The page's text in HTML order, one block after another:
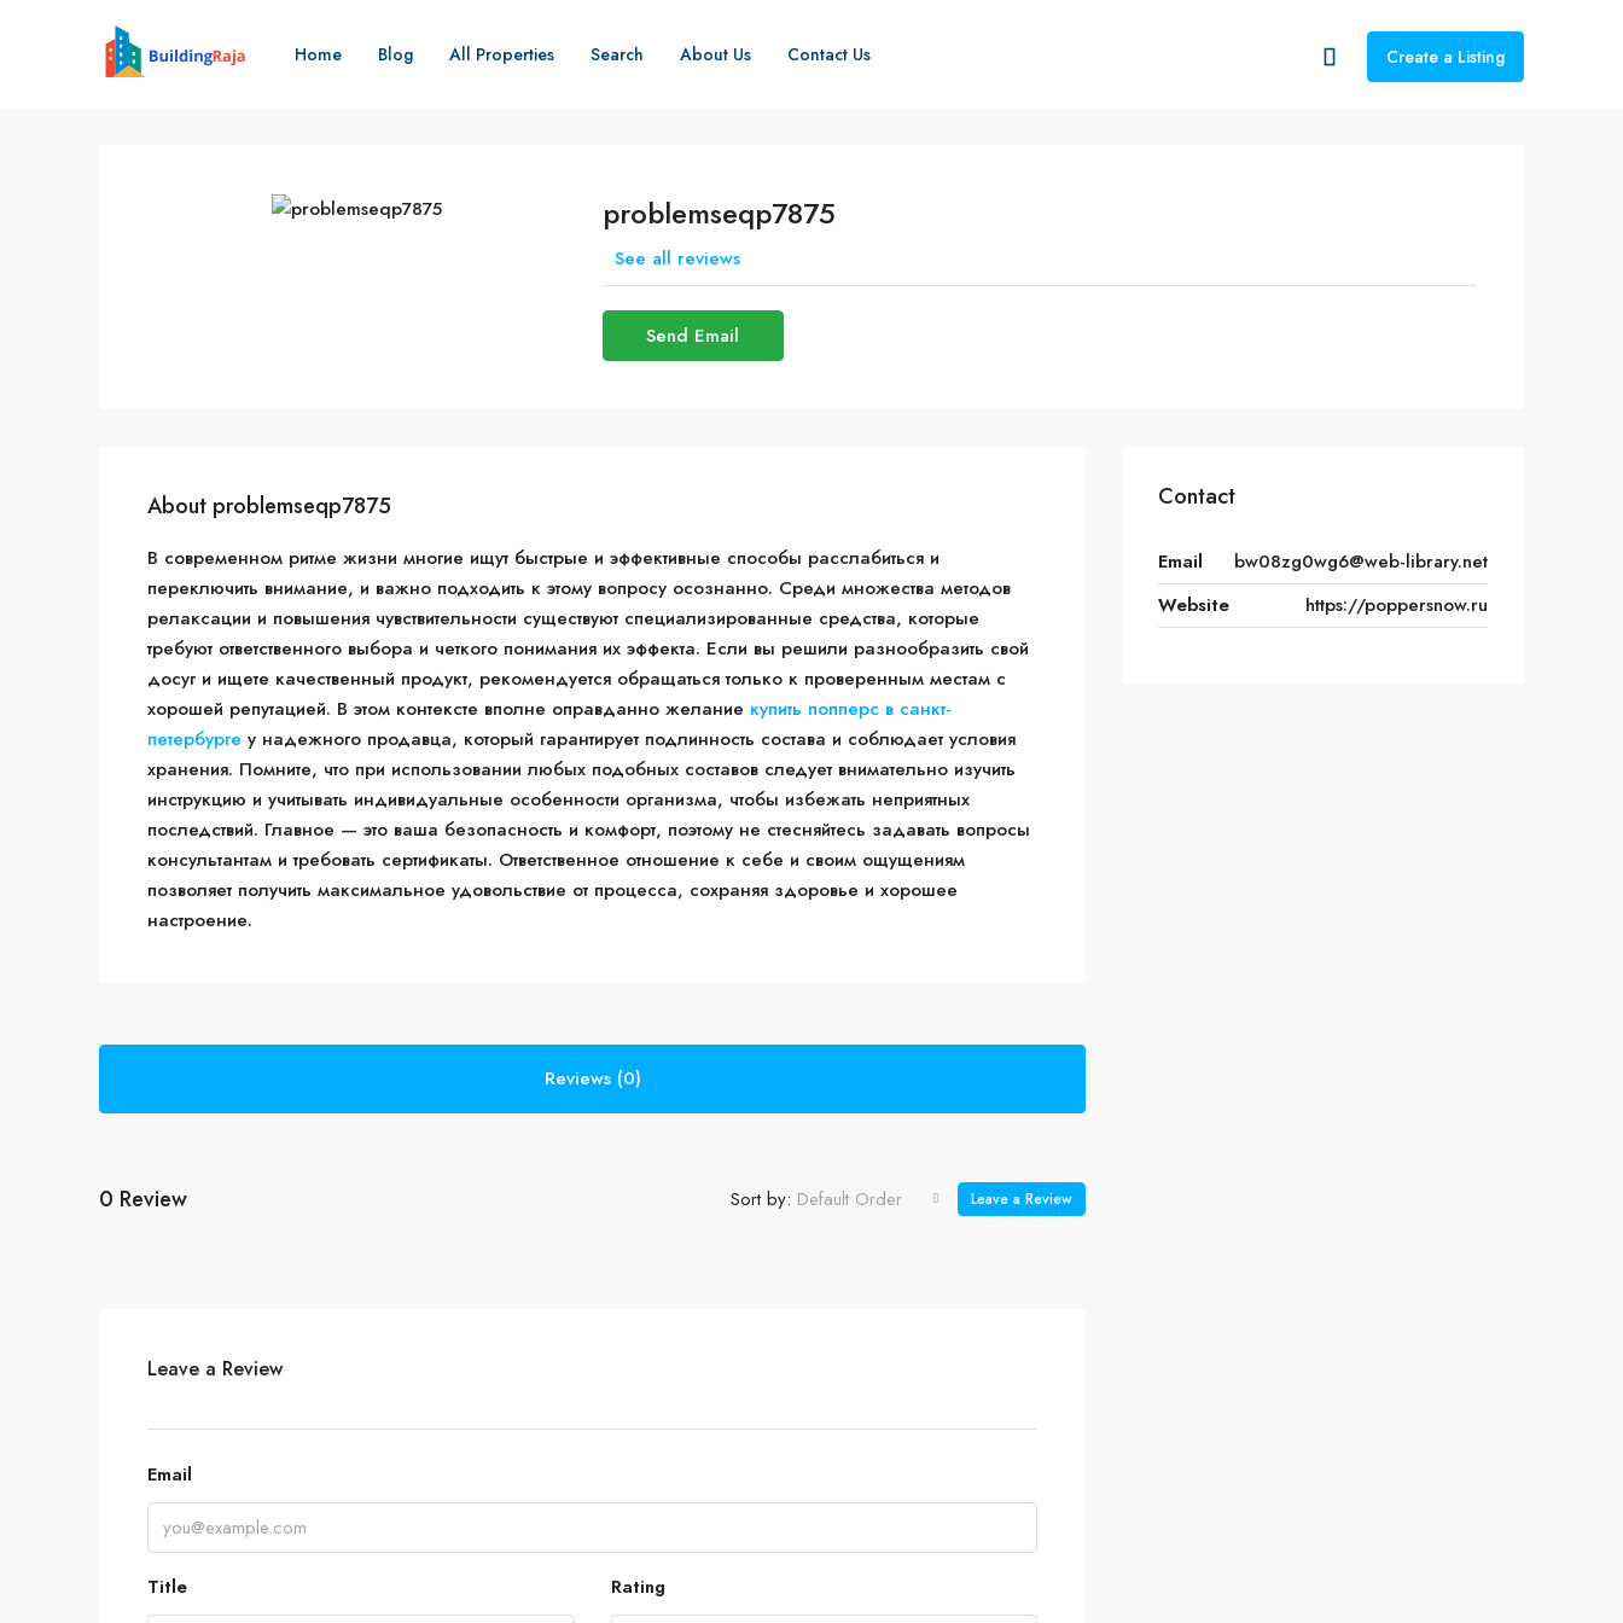
Home Blog All Properties Search About Us Contact Us Create a Listing
problemseqp7875
See all reviews
Send Email
About problemseqp7875
В современном ритме жизни многие ищут быстрые и эффективные способы расслабиться и
переключить внимание, и важно подходить к этому вопросу осознанно. Среди множества методов
релаксации и повышения чувствительности существуют специализированные средства, которые
требуют ответственного выбора и четкого понимания их эффекта. Если вы решили разнообразить свой
досуг и ищете качественный продукт, рекомендуется обращаться только к проверенным местам с
хорошей репутацией. В этом контексте вполне оправданно желание купить попперс в санкт-
петербурге у надежного продавца, который гарантирует подлинность состава и соблюдает условия
хранения. Помните, что при использовании любых подобных составов следует внимательно изучить
инструкцию и учитывать индивидуальные особенности организма, чтобы избежать неприятных
последствий. Главное — это ваша безопасность и комфорт, поэтому не стесняйтесь задавать вопросы
консультантам и требовать сертификаты. Ответственное отношение к себе и своим ощущениям
позволяет получить максимальное удовольствие от процесса, сохраняя здоровье и хорошее
настроение.
Reviews (0)
0 Review Sort by: Default Order Leave a Review
Leave a Review
Email
Title
Rating
Contact
Email
bw08zg0wg6@web-library.net
Website
https://poppersnow.ru